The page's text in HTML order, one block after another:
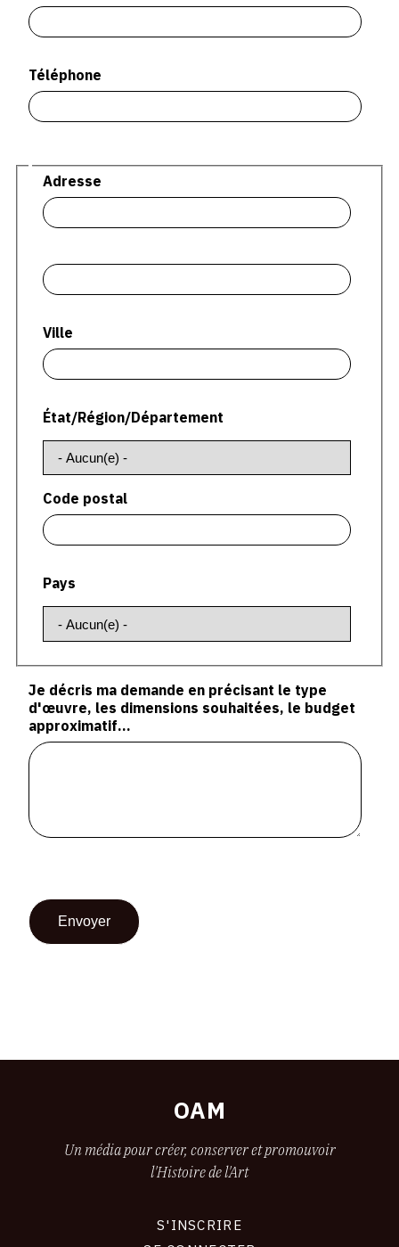
SUIVEZ-NOUS
INSTAGRAM
FACEBOOK
PINTEREST
Téléphone
Adresse
Adresse
Adresse2
Ville
État/Région/Département
Code postal
Pays
Je décris ma demande en précisant le type
d'œuvre, les dimensions souhaitées, le budget
approximatif...
OAM
Un média pour créer, conserver et promouvoir
l'Histoire de l'Art
S'INSCRIRE